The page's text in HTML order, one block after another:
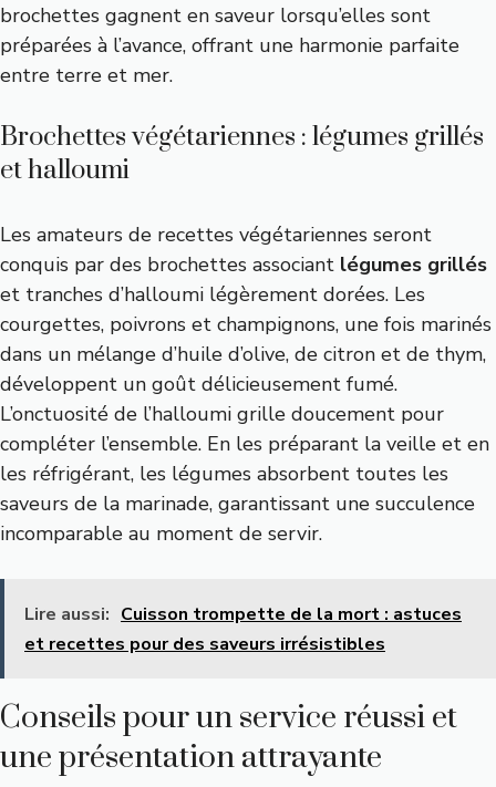
brochettes gagnent en saveur lorsqu’elles sont
préparées à l’avance, offrant une harmonie parfaite
entre terre et mer.
Brochettes végétariennes : légumes grillés
et halloumi
Les amateurs de recettes végétariennes seront
conquis par des brochettes associant légumes grillés
et tranches d’halloumi légèrement dorées. Les
courgettes, poivrons et champignons, une fois marinés
dans un mélange d’huile d’olive, de citron et de thym,
développent un goût délicieusement fumé.
L’onctuosité de l’halloumi grille doucement pour
compléter l’ensemble. En les préparant la veille et en
les réfrigérant, les légumes absorbent toutes les
saveurs de la marinade, garantissant une succulence
incomparable au moment de servir.
Lire aussi: Cuisson trompette de la mort : astuces
et recettes pour des saveurs irrésistibles
Conseils pour un service réussi et
une présentation attrayante